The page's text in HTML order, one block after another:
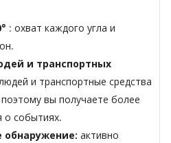
: охват каждого угла и
и транспортных
и транспортные средства
вы получаете более
о событиях.
обнаружение: активно